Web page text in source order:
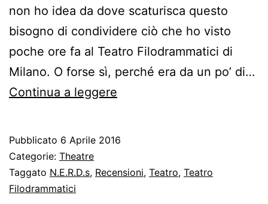
non ho idea da dove scaturisca questo
bisogno di condividere ciò che ho visto
poche ore fa al Teatro Filodrammatici di
Milano. O forse sì, perché era da un po’ di…
Continua a leggere
Pubblicato 6 Aprile 2016
Categorie: Theatre
Taggato N.E.R.D.s, Recensioni, Teatro, Teatro
Filodrammatici